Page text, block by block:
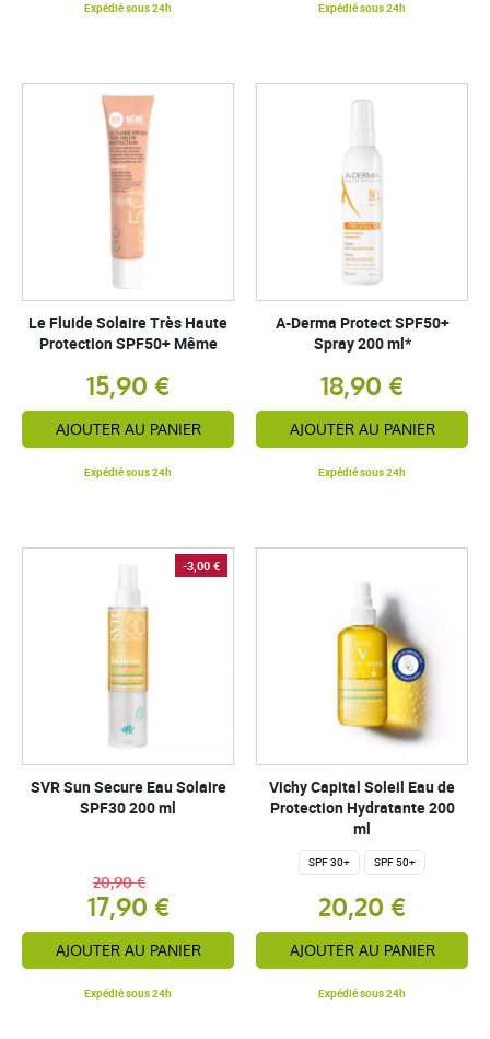
Expédié sous 24h Expédié sous 24h
Le Fluide Solaire Très Haute
Protection SPF50+ Même
15,90 €
AJOUTER AU PANIER
Expédié sous 24h
A-Derma Protect SPF50+
Spray 200 ml*
18,90 €
AJOUTER AU PANIER
Expédié sous 24h
-3,00 €
SVR Sun Secure Eau Solaire
SPF30 200 ml
17,90 €
20,90 €
AJOUTER AU PANIER
Expédié sous 24h
Vichy Capital Soleil Eau de
Protection Hydratante 200
ml
SPF 30+ SPF 50+
20,20 €
AJOUTER AU PANIER
Expédié sous 24h